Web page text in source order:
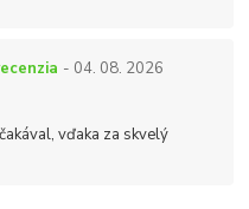
- 04. 08. 2026
vďaka za skvelý